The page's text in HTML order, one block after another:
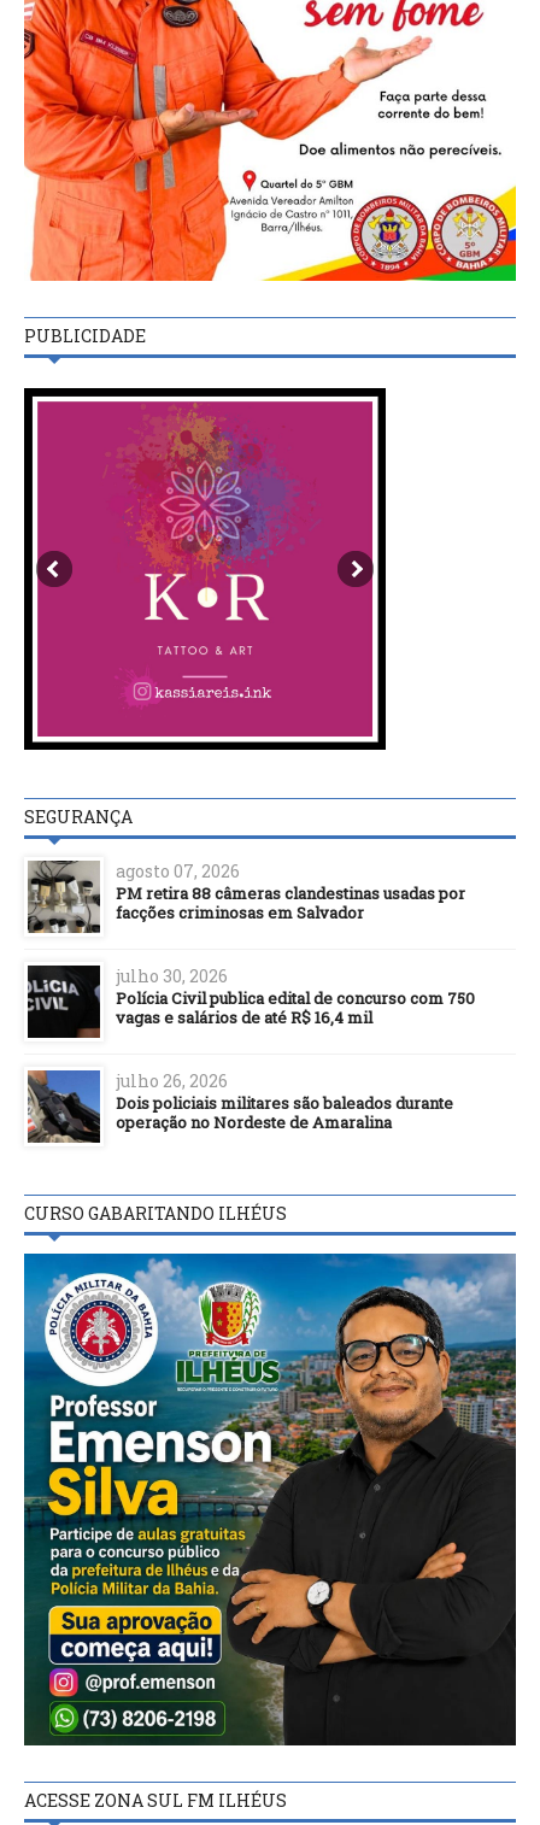
PUBLICIDADE
SEGURANÇA
agosto 07, 2026
PM retira 88 câmeras clandestinas usadas por
facções criminosas em Salvador
julho 30, 2026
Polícia Civil publica edital de concurso com 750
vagas e salários de até R$ 16,4 mil
julho 26, 2026
Dois policiais militares são baleados durante
operação no Nordeste de Amaralina
CURSO GABARITANDO ILHÉUS
ACESSE ZONA SUL FM ILHÉUS